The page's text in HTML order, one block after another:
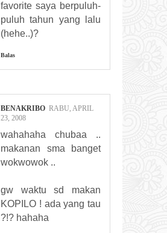
favorite saya berpuluh-
puluh tahun yang lalu
(hehe..)?
Balas
BENAKRIBO RABU, APRIL
23, 2008
wahahaha chubaa ..
makanan sma banget
wokwowok ..
gw waktu sd makan
KOPILO ! ada yang tau
?!? hahaha